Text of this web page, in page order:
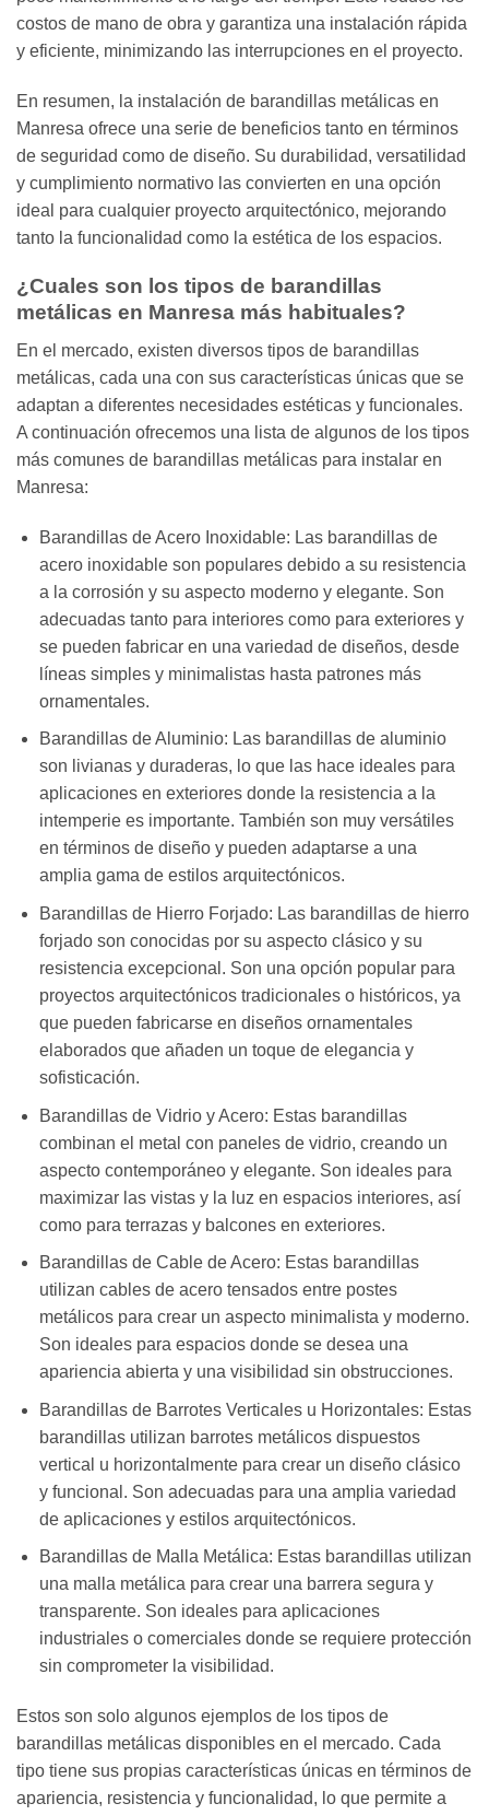
costos de mano de obra y garantiza una instalación rápida
y eficiente, minimizando las interrupciones en el proyecto.
En resumen, la instalación de barandillas metálicas en
Manresa ofrece una serie de beneficios tanto en términos
de seguridad como de diseño. Su durabilidad, versatilidad
y cumplimiento normativo las convierten en una opción
ideal para cualquier proyecto arquitectónico, mejorando
tanto la funcionalidad como la estética de los espacios.
¿Cuales son los tipos de barandillas
metálicas en Manresa más habituales?
En el mercado, existen diversos tipos de barandillas
metálicas, cada una con sus características únicas que se
adaptan a diferentes necesidades estéticas y funcionales.
A continuación ofrecemos una lista de algunos de los tipos
más comunes de barandillas metálicas para instalar en
Manresa:
Barandillas de Acero Inoxidable: Las barandillas de
acero inoxidable son populares debido a su resistencia
a la corrosión y su aspecto moderno y elegante. Son
adecuadas tanto para interiores como para exteriores y
se pueden fabricar en una variedad de diseños, desde
líneas simples y minimalistas hasta patrones más
ornamentales.
Barandillas de Aluminio: Las barandillas de aluminio
son livianas y duraderas, lo que las hace ideales para
aplicaciones en exteriores donde la resistencia a la
intemperie es importante. También son muy versátiles
en términos de diseño y pueden adaptarse a una
amplia gama de estilos arquitectónicos.
Barandillas de Hierro Forjado: Las barandillas de hierro
forjado son conocidas por su aspecto clásico y su
resistencia excepcional. Son una opción popular para
proyectos arquitectónicos tradicionales o históricos, ya
que pueden fabricarse en diseños ornamentales
elaborados que añaden un toque de elegancia y
sofisticación.
Barandillas de Vidrio y Acero: Estas barandillas
combinan el metal con paneles de vidrio, creando un
aspecto contemporáneo y elegante. Son ideales para
maximizar las vistas y la luz en espacios interiores, así
como para terrazas y balcones en exteriores.
Barandillas de Cable de Acero: Estas barandillas
utilizan cables de acero tensados entre postes
metálicos para crear un aspecto minimalista y moderno.
Son ideales para espacios donde se desea una
apariencia abierta y una visibilidad sin obstrucciones.
Barandillas de Barrotes Verticales u Horizontales: Estas
barandillas utilizan barrotes metálicos dispuestos
vertical u horizontalmente para crear un diseño clásico
y funcional. Son adecuadas para una amplia variedad
de aplicaciones y estilos arquitectónicos.
Barandillas de Malla Metálica: Estas barandillas utilizan
una malla metálica para crear una barrera segura y
transparente. Son ideales para aplicaciones
industriales o comerciales donde se requiere protección
sin comprometer la visibilidad.
Estos son solo algunos ejemplos de los tipos de
barandillas metálicas disponibles en el mercado. Cada
tipo tiene sus propias características únicas en términos de
apariencia, resistencia y funcionalidad, lo que permite a